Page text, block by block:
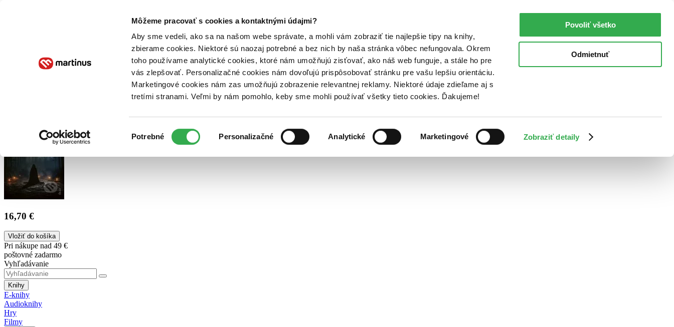
Môžeme pracovať s cookies a kontaktnými údajmi?
Aby sme vedeli, ako sa na našom webe správate, a mohli vám zobraziť tie najlepšie tipy na knihy,
zbierame cookies. Niektoré sú naozaj potrebné a bez nich by naša stránka vôbec nefungovala. Okrem
toho používame analytické cookies, ktoré nám umožňujú zisťovať, ako náš web funguje, a stále ho pre
vás zlepšovať. Personalizačné cookies nám dovoľujú prispôsobovať stránku pre vašu lepšiu orientáciu.
Marketingové cookies nám zas umožňujú zobrazenie relevantnej reklamy. Niektoré údaje zdieľame aj s
tretími stranami. Veľmi by nám pomohlo, keby sme mohli používať všetky tieto cookies. Ďakujeme!
súhlasu
Potrebné Personalizačné Analytické Marketingové Zobraziť detaily
Povoliť všetko
Odmietnuť
Poukážky Kontakt
16,70 €
Vložiť do košíka
Pri nákupe nad 49 €
poštovné zadarmo
Vyhľadávanie
Knihy
E-knihy
Audioknihy
Hry
Filmy